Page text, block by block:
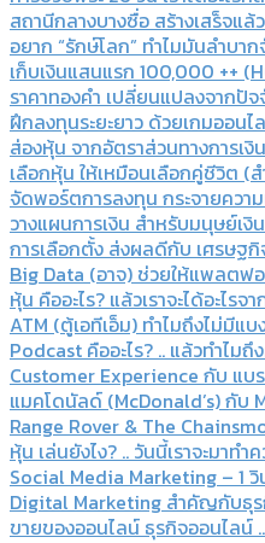
สถานีกลางบางซื่อ สร้างเสร็จแล้
อยาก “รักษ์โลก” ทำไมมันลำบาก
เก็บเงินแสนแรก 100,000 ++
ราคาทองคำ เปลี่ยนแปลงจากปัจ
ฝึกลงทุนระยะยาว ด้วยเกมออนไ
ส่องหุ้น จากอัตราส่วนทางการเ
เลือกหุ้น ให้เหมือนเลือกคู่ชีวิต (
จัดพอร์ตการลงทุน กระจายควา
วางแผนการเงิน สำหรับมนุษย์เงิ
การเลือกตั้ง ส่งผลดีกับ เศรษฐกิ
Big Data (อาจ) ช่วยให้แพลตฟ
หุ้น คืออะไร? แล้วเราจะได้อะไรจ
ATM (ตู้เอทีเอ็ม) ทำไมถึงไม่มีแ
Podcast คืออะไร? .. แล้วทำไมถึง
Customer Experience กับ แบ
แมคโดนัลด์ (McDonald’s) กับ
Range Rover & The
หุ้น เล่นยังไง? .. วันนี้เราจะมาทำ
Social Media Marketing – 1
Digital Marketing สำคัญกับธุร
ขายของออนไลน์ ธุรกิจออนไลน์